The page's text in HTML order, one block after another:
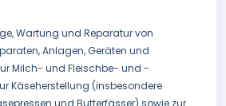
Wartung und Reparatur von
Anlagen, Geräten und
Milch- und Fleischbe- und -
Käseherstellung (insbesondere